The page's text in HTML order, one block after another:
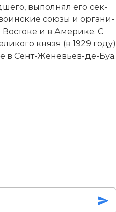
вы­пол­нял его сек­
сою­зы и ор­га­ни­
и в Аме­ри­ке. С
кня­зя (в 1929 году)
в Сент-Же­невь­ев-де-Буа.